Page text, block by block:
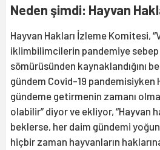
Neden şimdi: Hayvan
Hayvan Hakları İzleme Komitesi,
iklimbilimcilerin pandemiye
sömürüsünden kaynaklandığını
gündem Covid-19 pandemisiyken
gündeme getirmenin zamanı
olabilir” diyor ve ekliyor, “Hayvan
beklerse, her daim gündemi
hiçbir zaman hayvanların